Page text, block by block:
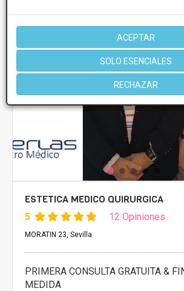
ACEPTAR
SOLO ESENCIALES
RECHAZAR
ESTETICA MEDICO QUIRURGICA
5 12 Opiniones
MORATIN 23, Sevilla
PRIMERA CONSULTA GRATUITA &
MEDIDA